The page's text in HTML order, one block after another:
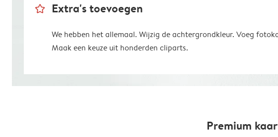
star_outline Extra's toevoegen
We hebben het allemaal. Wijzig de achtergrondkleur. Voeg
Maak een keuze uit honderden cliparts.
Premium